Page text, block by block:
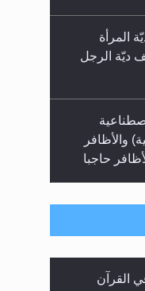
المرأة
ديّة الرجل
والأظافر
حاجبا
وفق السنة
نسائي
القرآن